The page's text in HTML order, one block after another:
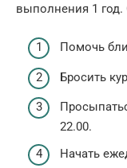
выполнения 1
Помочь
Бросить
22.00.
Начать